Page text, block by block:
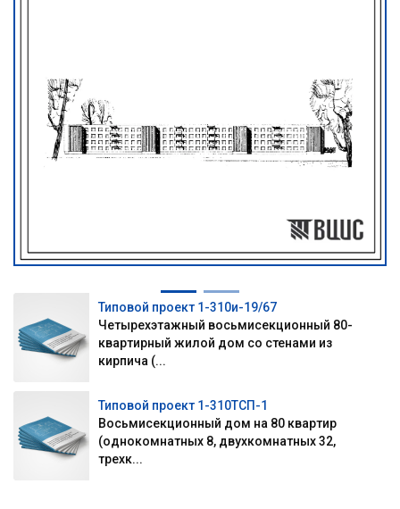
Типовой проект 1-310и-19/67
Четырехэтажный восьмисекционный 80-
квартирный жилой дом со стенами из
кирпича (...
Типовой проект 1-310ТСП-1
Восьмисекционный дом на 80 квартир
(однокомнатных 8, двухкомнатных 32,
трехк...